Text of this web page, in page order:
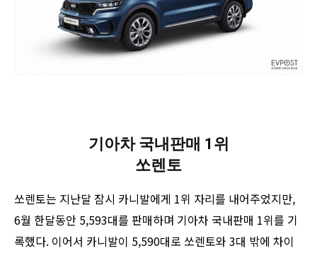
기아차 국내판매 1위
쏘렌토
쏘렌토는 지난달 잠시 카니발에게 1위 자리를 내어주었지만,
6월 한달동안 5,593대를 판매하며 기아차 국내판매 1위를 기
록했다. 이어서 카니발이 5,590대로 쏘렌토와 3대 밖에 차이